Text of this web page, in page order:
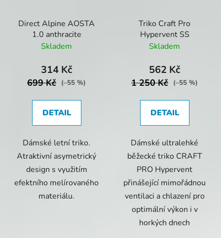
Direct Alpine AOSTA
1.0 anthracite
Skladem
314 Kč
699 Kč (–55 %)
DETAIL
Dámské letní triko.
Atraktivní asymetrický
design s využitím
efektního melírovaného
materiálu.
Triko Craft Pro
Hypervent SS
Skladem
562 Kč
1 250 Kč (–55 %)
DETAIL
Dámské ultralehké
běžecké triko CRAFT
PRO Hypervent
přinášející mimořádnou
ventilaci a chlazení pro
optimální výkon i v
horkých dnech